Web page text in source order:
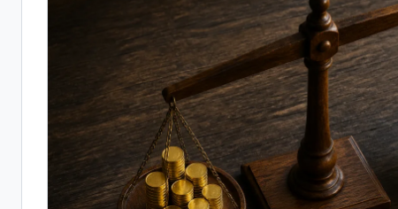
사회 변화와 갈등의 역할
이론적 한계와 비판
같이 보기